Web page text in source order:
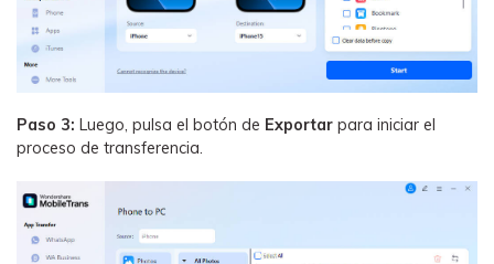
Paso 3: Luego, pulsa el botón de Exportar para iniciar el
proceso de transferencia.